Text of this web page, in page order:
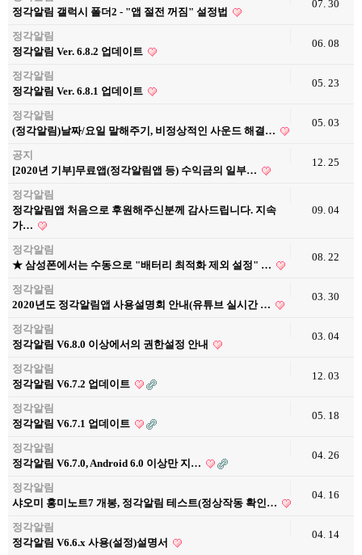
정각알림 갤럭시 폴더2 - "앱 절전 꺼짐" 설정법
07. 30
정각알림
정각알림 Ver. 6.8.2 업데이트
06. 08
정각알림
정각알림 Ver. 6.8.1 업데이트
05. 23
정각알림
(정각알림)날짜/요일 말해주기, 비정상적인 사운드 해결…
05. 03
공지
[2020년 기부]무료앱(정각알림앱 등) 수익금의 일부…
12. 25
정각알림
정각알림앱 처음으로 후원해주신분께 감사드립니다. 지속
가…
09. 04
정각알림
★ 삼성폰에서는 수동으로 "배터리 최적화 제외 설정" …
08. 22
정각알림
2020년도 정각알림앱 사용설명회 안내(유튜브 실시간 …
03. 30
정각알림
정각알림 V6.8.0 이상에서의 권한설정 안내
03. 04
정각알림
정각알림 V6.7.2 업데이트
12. 03
정각알림
정각알림 V6.7.1 업데이트
05. 18
정각알림
정각알림 V6.7.0, Android 6.0 이상만 지…
04. 26
정각알림
샤오미 홍미노트7 개봉, 정각알림 테스트(정상작동 확인…
04. 16
정각알림
정각알림 V6.6.x 사용(설정)설명서
04. 14